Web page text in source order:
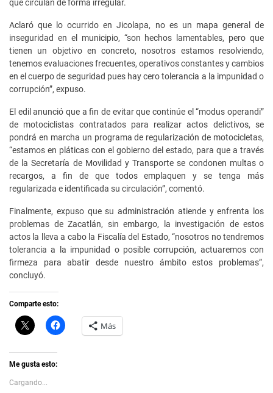
que circulan de forma irregular.
Aclaró que lo ocurrido en Jicolapa, no es un mapa general de
inseguridad en el municipio, “son hechos lamentables, pero que
tienen un objetivo en concreto, nosotros estamos resolviendo,
tenemos evaluaciones frecuentes, operativos constantes y cambios
en el cuerpo de seguridad pues hay cero tolerancia a la impunidad o
corrupción”, expuso.
El edil anunció que a fin de evitar que continúe el “modus operandi”
de motociclistas contratados para realizar actos delictivos, se
pondrá en marcha un programa de regularización de motocicletas,
“estamos en pláticas con el gobierno del estado, para que a través
de la Secretaría de Movilidad y Transporte se condonen multas o
recargos, a fin de que todos emplaquen y se tenga más
regularizada e identificada su circulación”, comentó.
Finalmente, expuso que su administración atiende y enfrenta los
problemas de Zacatlán, sin embargo, la investigación de estos
actos la lleva a cabo la Fiscalía del Estado, “nosotros no tendremos
tolerancia a la impunidad o posible corrupción, actuaremos con
firmeza para abatir desde nuestro ámbito estos problemas”,
concluyó.
Comparte esto:
C
l
k
t
s
h
H
a Más
Me gusta esto:
Cargando...